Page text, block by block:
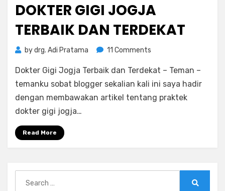
DOKTER GIGI JOGJA
TERBAIK DAN TERDEKAT
bydrg. Adi Pratama 11 Comments
Gigi
Jogja
Terbaik
dan
Dokter Gigi Jogja Terbaik dan Terdekat – Teman –
temanku sobat blogger sekalian kali ini saya hadir
dengan membawakan artikel tentang praktek
dokter gigi jogja…
Read More
for: